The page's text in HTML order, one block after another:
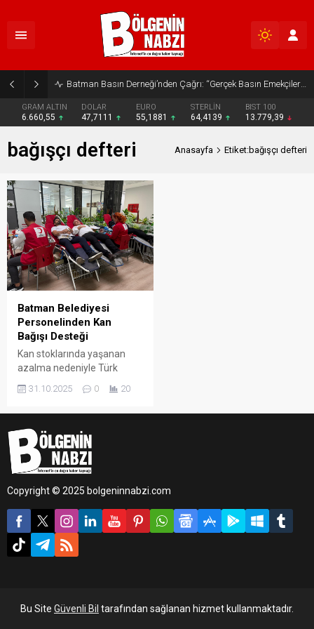
Batman Basın Derneği’nden Çağrı: “Gerçek Basın Emekçileri Desteklenmeli”
GRAM ALTIN
6.660,55
DOLAR
47,7111
EURO
55,1881
STERLİN
64,4139
BIST 100
13.779,39
bağışçı defteri Anasayfa Etiket:bağışçı defteri
Batman Belediyesi
Personelinden Kan
Bağışı Desteği
Kan stoklarında yaşanan
azalma nedeniyle Türk
genelinde başlatılan
kampanyasına, Batman
Valiliği öncülüğünde kent
genelinde destek verildi.
31.10.2025 0 20
Copyright © 2025 bolgeninnabzi.com
Bu Site Güvenli Bil tarafından sağlanan hizmet kullanmaktadır.